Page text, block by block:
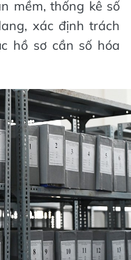
mềm, thống kê số
xác định trách
hồ sơ cần số hóa